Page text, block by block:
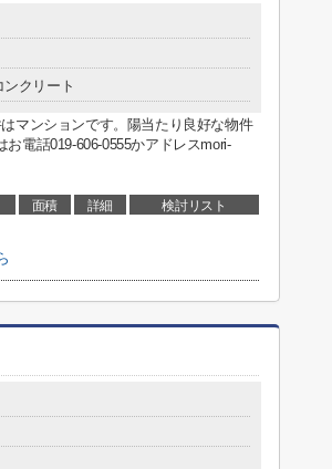
ンクリート
マンションです。陽当たり良好な物件
電話019-606-0555かアドレスmori-
面積 詳細 検討リスト